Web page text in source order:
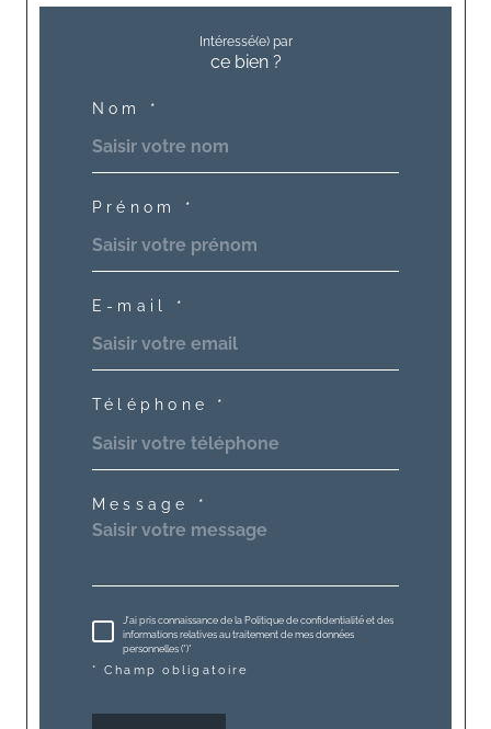
Intéressé(e) par
ce bien ?
Nom *
Prénom *
E-mail *
Téléphone *
Message *
J'ai pris connaissance de la Politique de confidentialité et des
informations relatives au traitement de mes données
personnelles (*)*
* Champ obligatoire